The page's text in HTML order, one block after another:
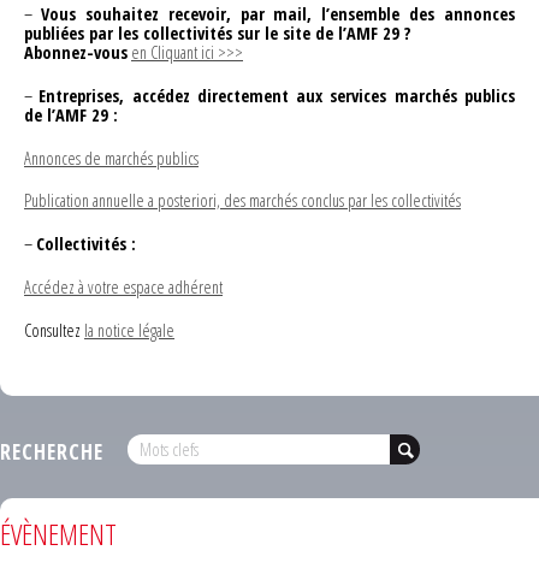
– Vous souhaitez recevoir, par mail, l’ensemble des annonces
publiées par les collectivités sur le site de l’AMF 29 ?
Abonnez-vous en Cliquant ici >>>
– Entreprises, accédez directement aux services marchés publics
de l’AMF 29 :
Annonces de marchés publics
Publication annuelle a posteriori, des marchés conclus par les collectivités
– Collectivités :
Accédez à votre espace adhérent
Consultez la notice légale
RECHERCHE
ÉVÈNEMENT